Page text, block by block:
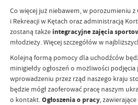
Co więcej już niebawem, w porozumieniu
i Rekreacji w Kętach oraz administracją
zostaną także integracyjne zajęcia
młodzieży. Więcej szczegółów w
Kolejną formą pomocy dla uchodźców
minigiełdy ogłoszeń o możliwości
wprowadzeniu przez rząd naszego kraju
będzie mógł zaoferować pracę naszym
o kontakt.Ogłoszenia o pracy,